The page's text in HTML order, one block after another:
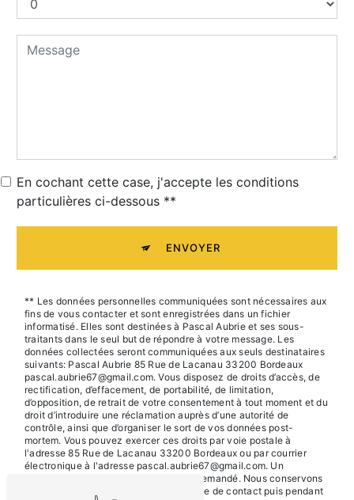
En cochant cette case, j'accepte les conditions
particulières ci-dessous **
ENVOYER
** Les données personnelles communiquées sont nécessaires aux
fins de vous contacter et sont enregistrées dans un fichier
informatisé. Elles sont destinées à Pascal Aubrie et ses sous-
traitants dans le seul but de répondre à votre message. Les
données collectées seront communiquées aux seuls destinataires
suivants: Pascal Aubrie 85 Rue de Lacanau 33200 Bordeaux
pascal.aubrie67@gmail.com. Vous disposez de droits d’accès, de
rectification, d’effacement, de portabilité, de limitation,
d’opposition, de retrait de votre consentement à tout moment et du
droit d’introduire une réclamation auprès d’une autorité de
contrôle, ainsi que d’organiser le sort de vos données post-
mortem. Vous pouvez exercer ces droits par voie postale à
l'adresse 85 Rue de Lacanau 33200 Bordeaux ou par courrier
électronique à l'adresse pascal.aubrie67@gmail.com. Un
justificatif d'identité pourra vous être demandé. Nous conservons
vos données pendant la période de prise de contact puis pendant